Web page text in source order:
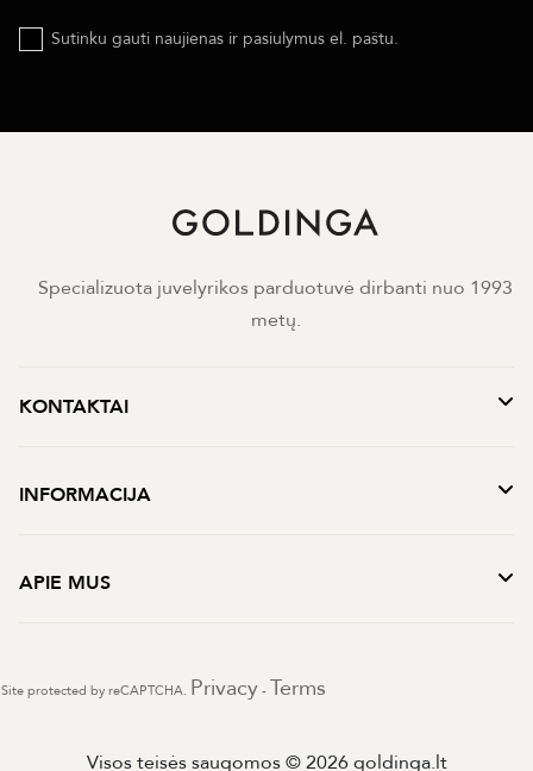
Sutinku gauti naujienas ir pasiulymus el. paštu.
Specializuota juvelyrikos parduotuvė dirbanti nuo 1993
metų.
KONTAKTAI
INFORMACIJA
APIE MUS
Site protected by reCAPTCHA. Privacy - Terms
Visos teisės saugomos © 2026 goldinga.lt